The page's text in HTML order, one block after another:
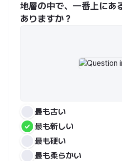
地層の中で、一番上にあ
ありますか？
最も古い
最も新しい
最も硬い
最も柔らかい